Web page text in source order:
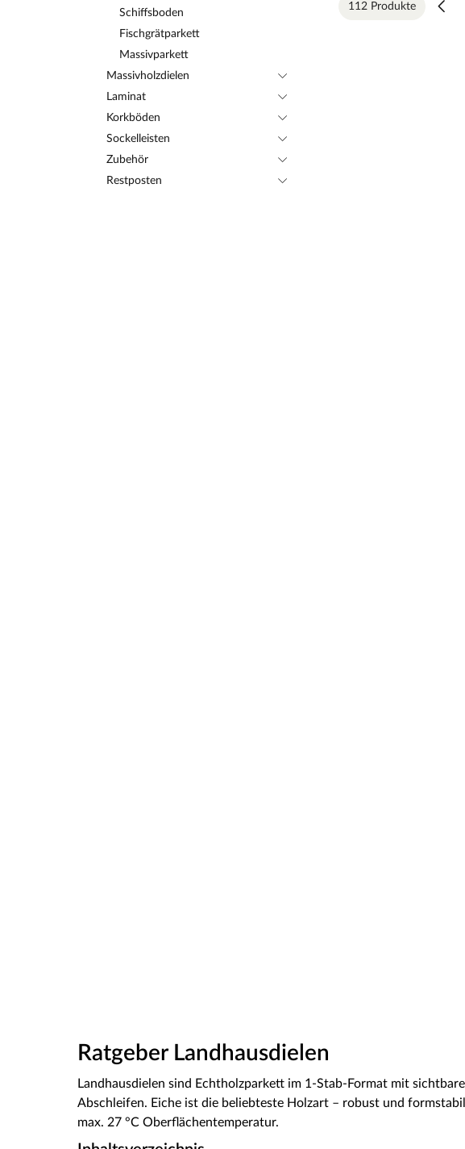
Schiffsboden
Fischgrätparkett
Massivparkett
Massivholzdielen
Laminat
Korkböden
Sockelleisten
Zubehör
Restposten
112 Produkte
Ratgeber Landhausdielen
Landhausdielen sind Echtholzparkett im 1-Stab-Format mit
Abschleifen. Eiche ist die beliebteste Holzart – robust und
max. 27 °C Oberflächentemperatur.